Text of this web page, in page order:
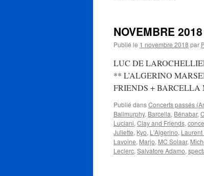
NOVEMBRE 2018
Publié le 1 novembre 2018 par
LUC DE
** L’ALGERINO
FRIENDS +
Publié dansConcerts passés
Balimurphy, Barcella, Bénabar,
Luciani, Clay and Friends,
Juliette, Kyo, L'Algerino, Laurent
Lavoine, Marjo, MC Solaar,
Leclerc, Salvatore Adamo,